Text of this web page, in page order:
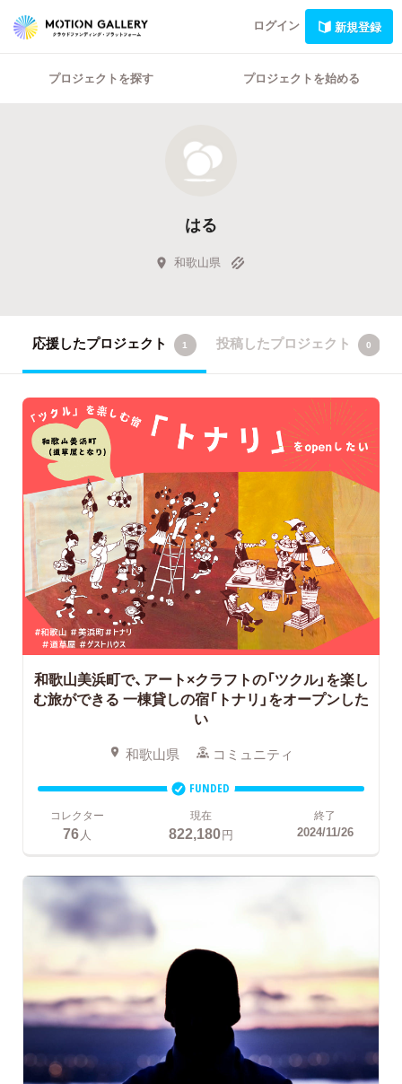
ログイン 新規登録
プロジェクトを探す プロジェクトを始める
はる
和歌山県
応援したプロジェクト 1 投稿したプロジェクト 0
和歌山美浜町で、アート×クラフトの「ツクル」を楽し
む旅ができる 一棟貸しの宿「トナリ」をオープンした
い
和歌山県 コミュニティ
FUNDED
コレクター
76 人
現在
822,180円
終了
2024/11/26